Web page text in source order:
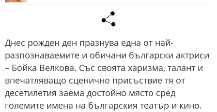
Днес рожден ден празнува една от най-
разпознаваемите и обичани български актриси
– Бойка Велкова. Със своята харизма, талант и
впечатляващо сценично присъствие тя от
десетилетия заема достойно място сред
големите имена на българския театър и кино.